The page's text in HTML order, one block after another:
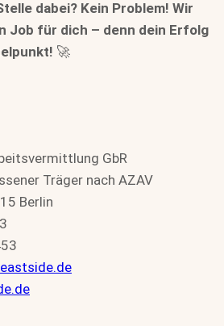
dabei? Kein Problem! Wir
Job für dich – denn dein Erfolg
🚀
GbR
Träger nach AZAV
Berlin